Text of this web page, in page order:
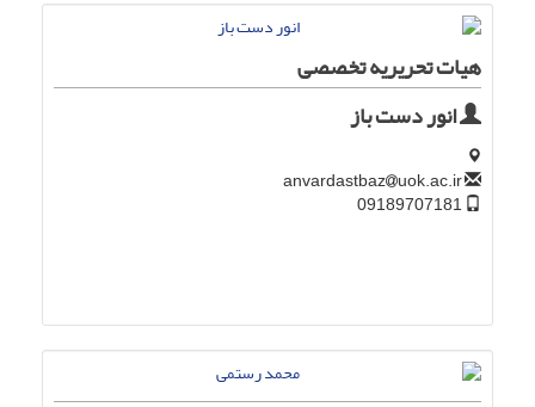
هیات تحریریه تخصصی
انور دست باز
uok.ac.ir